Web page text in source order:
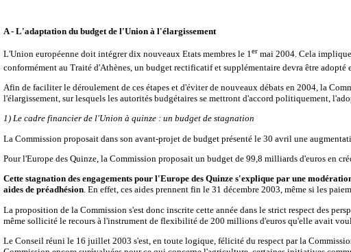
A - L'adaptation du budget de l'Union à l'élargissement
L'Union européenne doit intégrer dix nouveaux Etats membres le 1er mai 2004. Cela
conformément au Traité d'Athènes, un budget rectificatif et supplémentaire devra être adopté
Afin de faciliter le déroulement de ces étapes et d'éviter de nouveaux débats en 2004, la
l'élargissement, sur lesquels les autorités budgétaires se mettront d'accord politiquement,
1) Le cadre financier de l'Union à quinze : un budget de stagnation
La Commission proposait dans son avant-projet de budget présenté le 30 avril une
Pour l'Europe des Quinze, la Commission proposait un budget de 99,8 milliards d'euros en
Cette stagnation des engagements pour l'Europe des Quinze s'explique par une
aides de préadhésion. En effet, ces aides prennent fin le 31 décembre 2003, même si les
La proposition de la Commission s'est donc inscrite cette année dans le strict respect des
même sollicité le recours à l'instrument de flexibilité de 200 millions d'euros qu'elle avait
Le Conseil réuni le 16 juillet 2003 s'est, en toute logique, félicité du respect par la